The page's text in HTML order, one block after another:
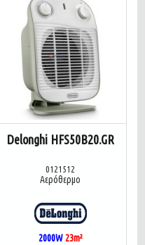
Delonghi HFS50B20.GR
0121512
Αερόθερμο
2000W23m²